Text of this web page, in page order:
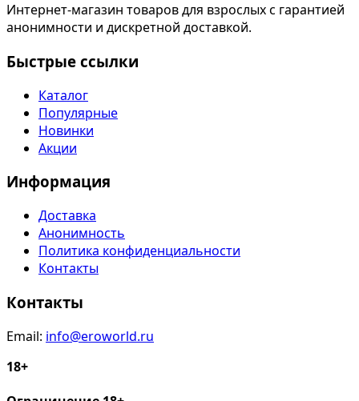
Интернет-магазин товаров для взрослых с гарантией
анонимности и дискретной доставкой.
Быстрые ссылки
Каталог
Популярные
Новинки
Акции
Информация
Доставка
Анонимность
Политика конфиденциальности
Контакты
Контакты
Email: info@eroworld.ru
18+